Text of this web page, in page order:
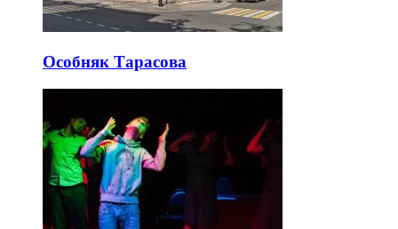
Особняк Тарасова